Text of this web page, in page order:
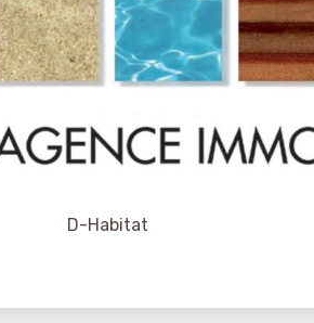
D-Habitat